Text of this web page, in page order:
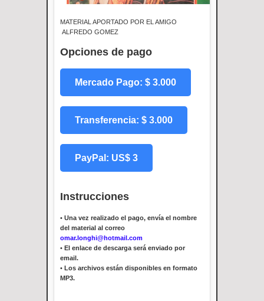
MATERIAL APORTADO POR EL AMIGO
ALFREDO GOMEZ
Opciones de pago
Mercado Pago: $ 3.000
Transferencia: $ 3.000
PayPal: US$ 3
Instrucciones
• Una vez realizado el pago, envía el nombre
del material al correo
omar.longhi@hotmail.com
• El enlace de descarga será enviado por
email.
• Los archivos están disponibles en formato
MP3.